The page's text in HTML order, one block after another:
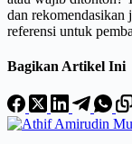
dan rekomendasikan
referensi untuk
Bagikan Artikel Ini